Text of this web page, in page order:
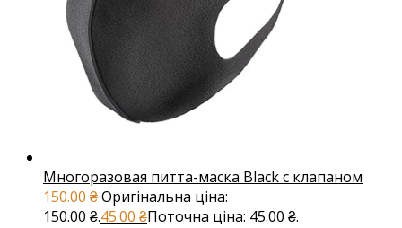
Многоразовая питта-маска Black с клапаном
150.00₴Оригінальна ціна:
150.00 ₴.45.00 ₴Поточна ціна: 45.00 ₴.